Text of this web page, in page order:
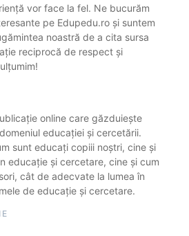
vor face la fel. Ne bucurăm
pe Edupedu.ro și suntem
noastră de a cita sursa
reciprocă de respect și
online care găzduiește
educației și cercetării.
sunt educați copiii noștri, cine și
educație și cercetare, cine și cum
cât de adecvate la lumea în
de educație și cercetare.